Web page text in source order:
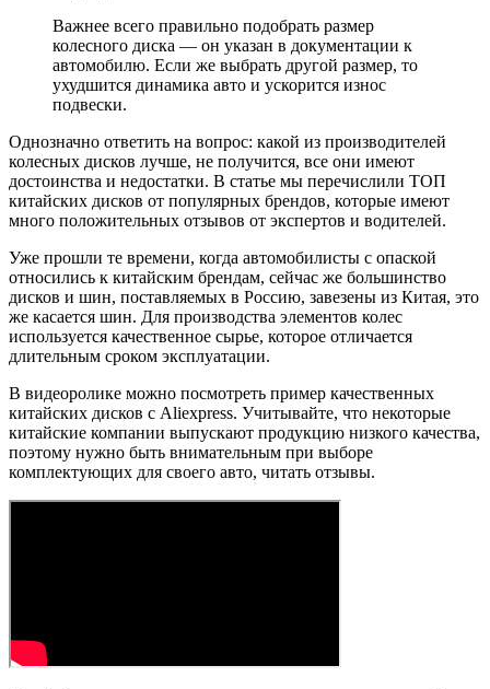
Важнее всего правильно подобрать размер
колесного диска — он указан в документации к
автомобилю. Если же выбрать другой размер, то
ухудшится динамика авто и ускорится износ
подвески.
Однозначно ответить на вопрос: какой из производителей
колесных дисков лучше, не получится, все они имеют
достоинства и недостатки. В статье мы перечислили ТОП
китайских дисков от популярных брендов, которые имеют
много положительных отзывов от экспертов и водителей.
Уже прошли те времени, когда автомобилисты с опаской
относились к китайским брендам, сейчас же большинство
дисков и шин, поставляемых в Россию, завезены из Китая, это
же касается шин. Для производства элементов колес
используется качественное сырье, которое отличается
длительным сроком эксплуатации.
В видеоролике можно посмотреть пример качественных
китайских дисков с Aliexpress. Учитывайте, что некоторые
китайские компании выпускают продукцию низкого качества,
поэтому нужно быть внимательным при выборе
комплектующих для своего авто, читать отзывы.